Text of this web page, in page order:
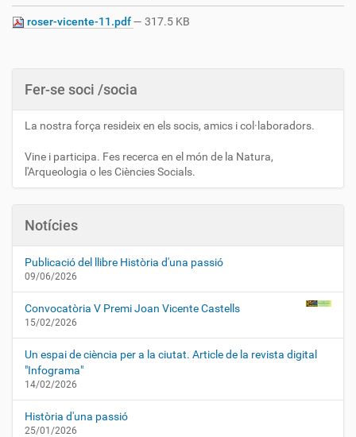
roser-vicente-11.pdf— 317.5 KB
Fer-se soci /socia
La nostra força resideix en els socis, amics i col·laboradors.
Vine i participa. Fes recerca en el món de la Natura,
l'Arqueologia o les Ciències Socials.
Notícies
Publicació del llibre Història d'una passió
09/06/2026
Convocatòria V Premi Joan Vicente Castells
15/02/2026
Un espai de ciència per a la ciutat. Article de la revista digital
"Infograma"
14/02/2026
Història d'una passió
25/01/2026